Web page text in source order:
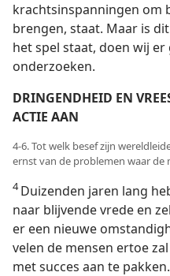
krachtsinspanningen om
brengen, staat. Maar is
het spel staat, doen wij
onderzoeken.
DRINGENDHEID EN
ACTIE AAN
4-6. Tot welk besef zijn
ernst van de problemen waar de
4Duizenden jaren lang
naar blijvende vrede en
er een nieuwe
velen de mensen ertoe
met succes aan te